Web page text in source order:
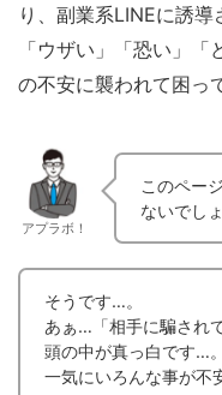
り、副業系LINEに誘
「ウザい」「恐い」
の不安に襲われて困っ
アプラボ！
このペー
ないでし
そうです…。
あぁ…「相手に騙され
頭の中が真っ白です…。
一気にいろんな事が不